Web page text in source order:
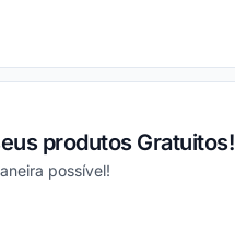
produtos Gratuitos!
possível!